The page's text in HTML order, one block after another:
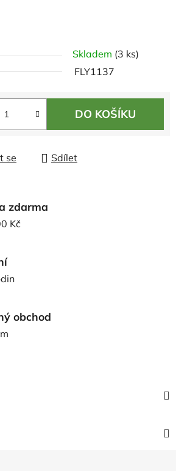
Skladem (3 ks)
FLY1137
DO KOŠÍKU
se Sdílet
zdarma
Kč
obchod